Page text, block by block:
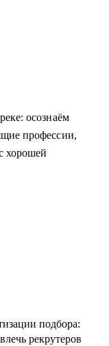
аспирантуры
методологи)
осознаём
профессии,
хорошей
подбора:
рекрутеров